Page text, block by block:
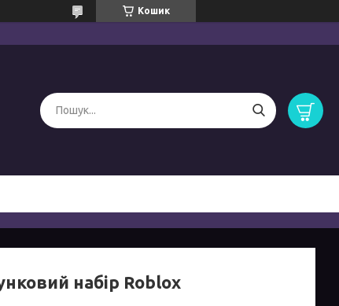
Кошик
набір Roblox